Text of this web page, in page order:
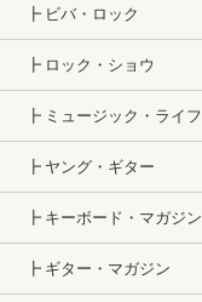
┣ ビバ・ロック
┣ ロック・ショウ
┣ ミュージック・ライフ
┣ ヤング・ギター
┣ キーボード・マガジン
┣ ギター・マガジン